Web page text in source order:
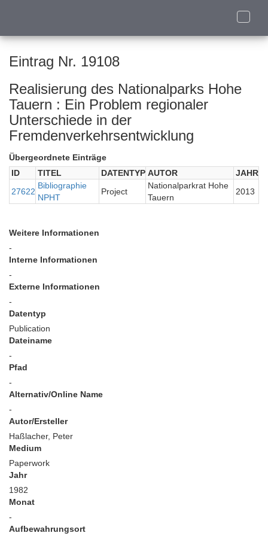
Toggle
Eintrag Nr. 19108
Realisierung des Nationalparks Hohe
Tauern : Ein Problem regionaler
Unterschiede in der
Fremdenverkehrsentwicklung
Übergeordnete Einträge
ID
TITEL DATENTYP AUTOR
JAHR
27622
Bibliographie
NPHT
Project
Nationalparkrat Hohe
Tauern
2013
Weitere Informationen
-
Interne Informationen
-
Externe Informationen
-
Datentyp
Publication
Dateiname
-
Pfad
-
Alternativ/Online Name
-
Autor/Ersteller
Haßlacher, Peter
Medium
Paperwork
Jahr
1982
Monat
-
Aufbewahrungsort